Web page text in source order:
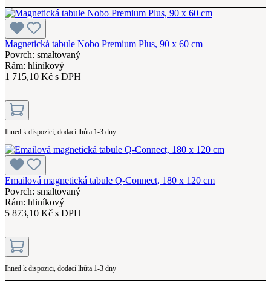
Magnetická tabule Nobo Premium Plus, 90 x 60 cm
Povrch: smaltovaný
Rám: hliníkový
1 715,10 Kč s DPH
Ihned k dispozici, dodací lhůta 1-3 dny
Emailová magnetická tabule Q-Connect, 180 x 120 cm
Povrch: smaltovaný
Rám: hliníkový
5 873,10 Kč s DPH
Ihned k dispozici, dodací lhůta 1-3 dny